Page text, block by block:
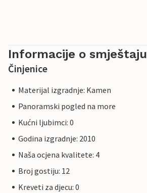
Informacije o smještaju
Činjenice
Materijal izgradnje: Kamen
Panoramski pogled na more
Kućni ljubimci: 0
Godina izgradnje: 2010
Naša ocjena kvalitete: 4
Broj gostiju: 12
Kreveti za djecu: 0